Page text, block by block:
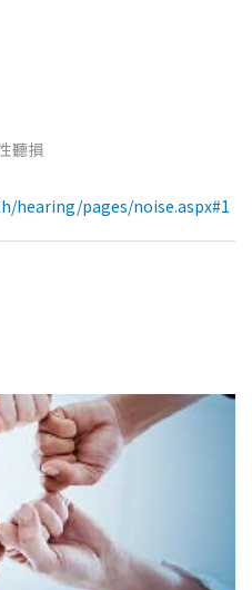
聽損
hearing/pages/noise.aspx#1